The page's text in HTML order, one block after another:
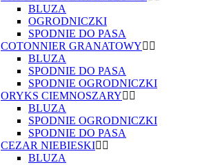
BLUZA
OGRODNICZKI
SPODNIE DO PASA
COTONNIER GRANATOWY
BLUZA
SPODNIE DO PASA
SPODNIE OGRODNICZKI
ORYKS CIEMNOSZARY
BLUZA
SPODNIE OGRODNICZKI
SPODNIE DO PASA
CEZAR NIEBIESKI
BLUZA